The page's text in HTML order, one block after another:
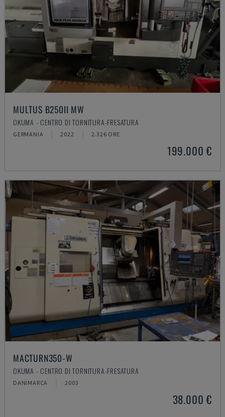
MULTUS B250II MW
OKUMA - CENTRO DI TORNITURA-FRESATURA
GERMANIA 2022 2.326 ORE
199.000 €
MACTURN350-W
OKUMA - CENTRO DI TORNITURA-FRESATURA
DANIMARCA 2003
38.000 €